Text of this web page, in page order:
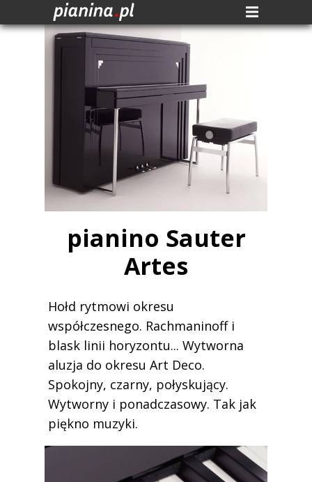
pianino Sauter
Artes
Hołd rytmowi okresu
współczesnego. Rachmaninoff i
blask linii horyzontu... Wytworna
aluzja do okresu Art Deco.
Spokojny, czarny, połyskujący.
Wytworny i ponadczasowy. Tak jak
piękno muzyki.